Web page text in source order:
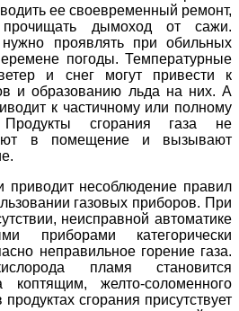
ее своевременный ремонт,
прочищать дымоход от сажи.
проявлять при обильных
погоды. Температурные
и снег могут привести к
и образованию льда на них. А
к частичному или полному
сгорания газа не
в помещение и вызывают
приводит несоблюдение правил
газовых приборов. При
неисправной автоматике
приборами категорически
неправильное горение газа.
пламя становится
коптящим, желто-соломенного
продуктах сгорания присутствует